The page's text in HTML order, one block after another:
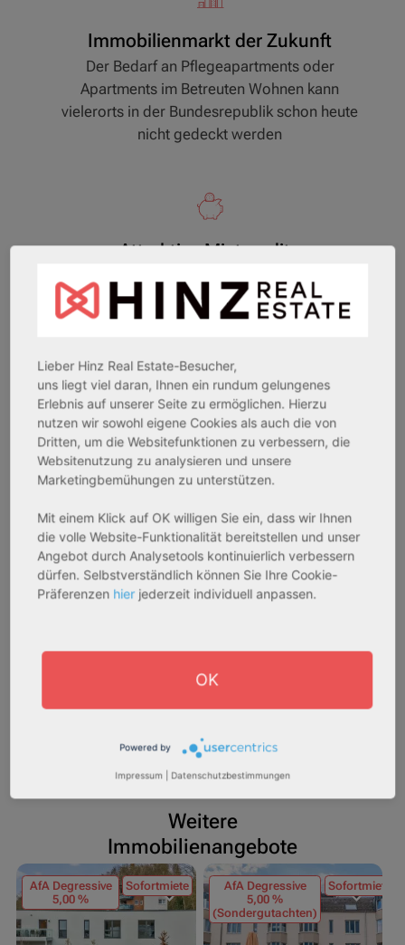
Immobilienmarkt der Zukunft
Der Bedarf an Pflegeapartments oder
Apartments im Betreuten Wohnen kann
vielerorts in der Bundesrepublik schon heute
nicht gedeckt werden
Attraktive Mietrendite
bilden mit der steuerfreien
Verkaufsmöglichkeit nach 10 Jahren ein
oder auch Investoren mit größerem
Immobilienportfolio
Teilen Speichern
Weitere
Immobilienangebote
AfA Degressive
5,00 %
Sofortmiete
AfA Degressive
5,00 %
(Sondergutachten)
Sofortmiete
Lieber Hinz Real Estate-Besucher,
uns liegt viel daran, Ihnen ein rundum gelungenes
Erlebnis auf unserer Seite zu ermöglichen. Hierzu
nutzen wir sowohl eigene Cookies als auch die von
Dritten, um die Websitefunktionen zu verbessern, die
Websitenutzung zu analysieren und unsere
Marketingbemühungen zu unterstützen.
Mit einem Klick auf OK willigen Sie ein, dass wir Ihnen
die volle Website-Funktionalität bereitstellen und unser
Angebot durch Analysetools kontinuierlich verbessern
dürfen. Selbstverständlich können Sie Ihre Cookie-
Präferenzen hier jederzeit individuell anpassen.
OK
Powered by
Impressum Datenschutzbestimmungen